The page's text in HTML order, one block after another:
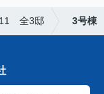
11 全3邸 3号棟